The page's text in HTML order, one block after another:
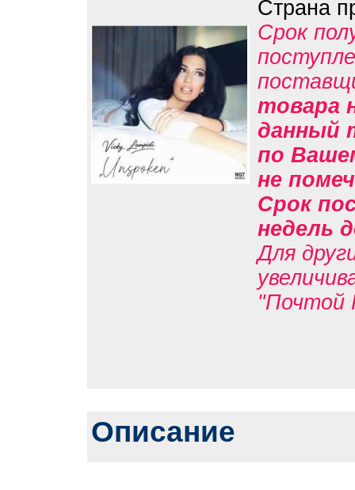
Страна
Срок
товара
данный
по
не
Срок
недель
Для
"Почтой
Описание